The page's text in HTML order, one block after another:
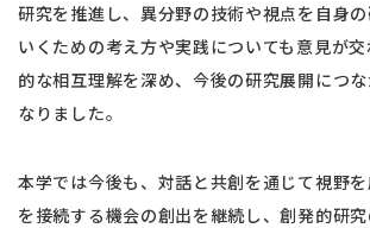
研究を推進し、異分野の技術や視点を自身
いくための考え方や実践についても意見が
的な相互理解を深め、今後の研究展開につ
なりました。
本学では今後も、対話と共創を通じて視野
を接続する機会の創出を継続し、創発的研